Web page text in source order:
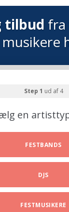
tilbud fra
musikere
Step 1 ud af 4
en
FESTBANDS
DJS
FESTMUSIKERE